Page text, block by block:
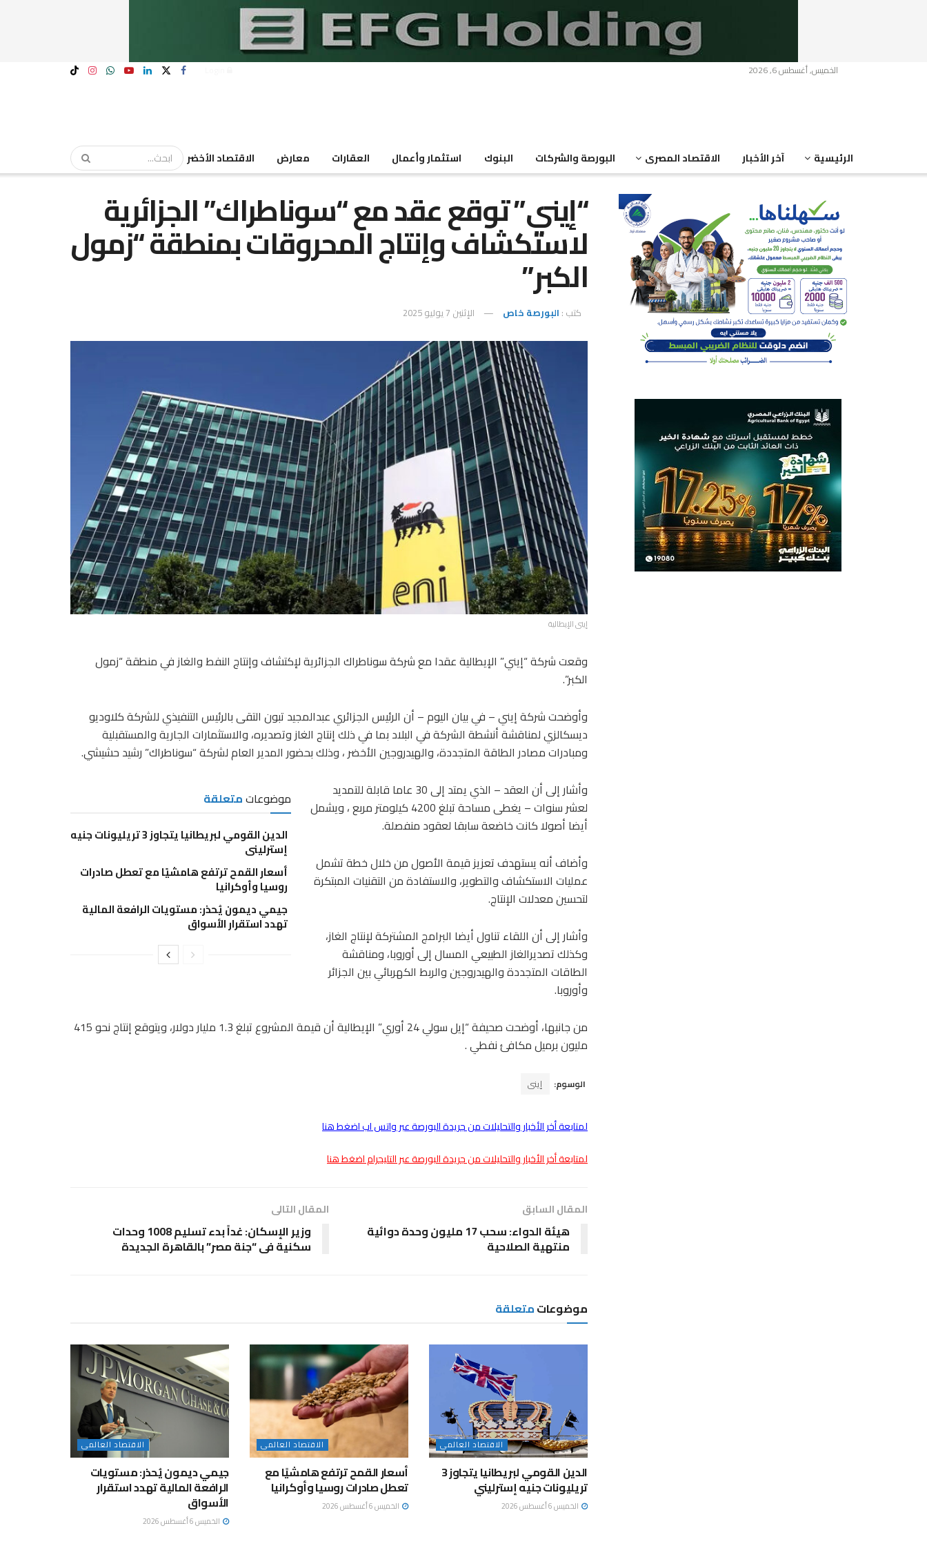
الخميس, أغسطس 6, 2026
الرئيسية آخر الأخبار الاقتصاد المصرى البورصة والشركات البنوك استثمار وأعمال العقارات معارض الاقتصاد الأخضر
“إيني” توقع عقد مع “سوناطراك” الجزائرية
لاستكشاف وإنتاج المحروقات بمنطقة “زمول
الكبر”
كتب : البورصة خاص الإثنين 7 يوليو 2025
إينى الإيطالية
وقعت شركة “إيني” الإيطالية عقدا مع شركة سوناطراك الجزائرية لإكتشاف وإنتاج النفط والغاز في منطقة “زمول
الكبر”.
وأوضحت شركة إيني – في بيان اليوم – أن الرئيس الجزائري عبدالمجيد تبون التقى بالرئيس التنفيذي للشركة كلاوديو
ديسكالزي لمناقشة أنشطة الشركة في البلاد بما في ذلك إنتاج الغاز وتصديره، والاستثمارات الجارية والمستقبلية
ومبادرات مصادر الطاقة المتجددة، والهيدروجين الأخضر ، وذلك بحضور المدير العام لشركة “سوناطراك” رشيد حشيشي.
موضوعاتمتعلقة
الدين القومي لبريطانيا يتجاوز 3 تريليونات جنيه
إسترليني
أسعار القمح ترتفع هامشيًا مع تعطل صادرات
روسيا وأوكرانيا
جيمي ديمون يُحذر: مستويات الرافعة المالية
تهدد استقرار الأسواق
وأشار إلى أن العقد – الذي يمتد إلى 30 عاما قابلة للتمديد
لعشر سنوات – يغطى مساحة تبلغ 4200 كيلومتر مربع ، ويشمل
أيضا أصولا كانت خاضعة سابقا لعقود منفصلة.
وأضاف أنه يستهدف تعزيز قيمة الأصول من خلال خطة تشمل
عمليات الاستكشاف والتطوير، والاستفادة من التقنيات المبتكرة
لتحسين معدلات الإنتاج.
وأشار إلى أن اللقاء تناول أيضا البرامج المشتركة لإنتاج الغاز،
وكذلك تصديرالغاز الطبيعي المسال إلى أوروبا، ومناقشة
الطاقات المتجددة والهيدروجين والربط الكهربائي بين الجزائر
وأوروبا.
من جانبها، أوضحت صحيفة “إيل سولي 24 أوري” الإيطالية أن قيمة المشروع تبلغ 1.3 مليار دولار، ويتوقع إنتاج نحو 415
مليون برميل مكافئ نفطي .
الوسوم: إينى
لمتابعة أخر الأخبار والتحليلات من جريدة البورصة عبر واتس اب اضغط هنا
لمتابعة أخر الأخبار والتحليلات من جريدة البورصة عبر التليجرام اضغط هنا
المقال السابق
هيئة الدواء: سحب 17 مليون وحدة دوائية
منتهية الصلاحية
المقال التالى
وزير الإسكان: غداً بدء تسليم 1008 وحدات
سكنية فى “جنة مصر” بالقاهرة الجديدة
موضوعاتمتعلقة
الاقتصاد العالمى
الدين القومي لبريطانيا يتجاوز 3
تريليونات جنيه إسترليني
الخميس 6 أغسطس 2026
الاقتصاد العالمى
أسعار القمح ترتفع هامشيًا مع
تعطل صادرات روسيا وأوكرانيا
الخميس 6 أغسطس 2026
الاقتصاد العالمى
جيمي ديمون يُحذر: مستويات
الرافعة المالية تهدد استقرار
الأسواق
الخميس 6 أغسطس 2026